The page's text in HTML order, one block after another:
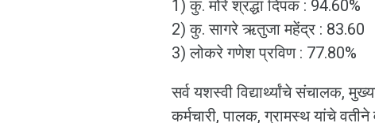
1) कु. मोरे श्रद्धा दिपक : 94.60%
2) कु. सागरे ऋतुजा महेंद्र : 83.60
3) लोकरे गणेश प्रविण :
सर्व यशस्वी विद्यार्थ्यांचे संचालक,
कर्मचारी, पालक, ग्रामस्थ यांचे